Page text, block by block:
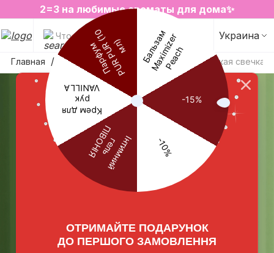
SALE на избранные товары
2=3 на любимые ароматы для дома✨
Что будем искать? Украина
Главная Ароматические свечи Ароматическая свечка